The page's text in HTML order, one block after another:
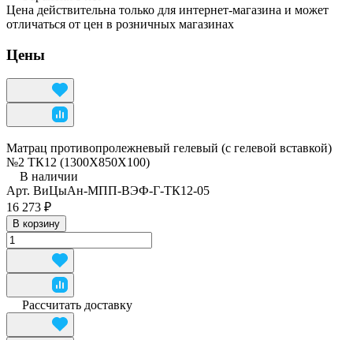
Цена действительна только для интернет-магазина и может
отличаться от цен в розничных магазинах
Цены
Матрац противопролежневый гелевый (с гелевой вставкой)
№2 ТК12 (1300Х850Х100)
В наличии
Арт. ВиЦыАн-МПП-ВЭФ-Г-ТК12-05
16 273 ₽
В корзину
Рассчитать доставку